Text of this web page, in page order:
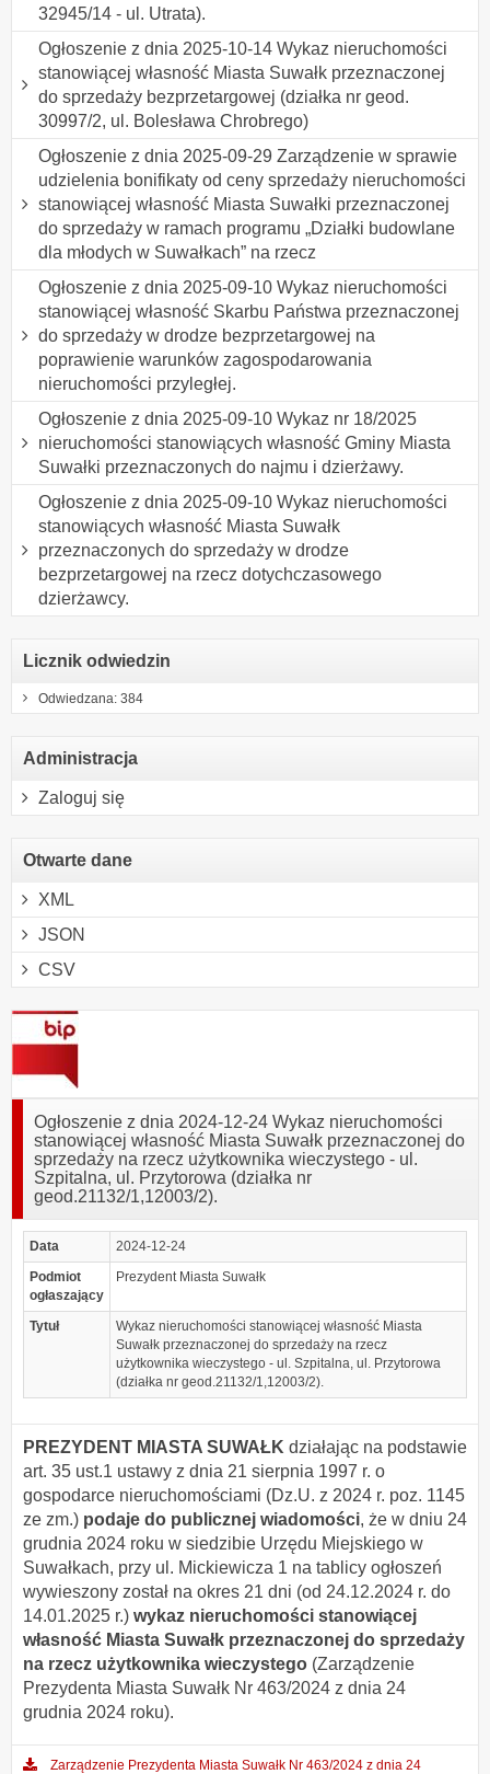
32945/14 - ul. Utrata).
Ogłoszenie z dnia 2025-10-14 Wykaz nieruchomości
stanowiącej własność Miasta Suwałk przeznaczonej
do sprzedaży bezprzetargowej (działka nr geod.
30997/2, ul. Bolesława Chrobrego)
Ogłoszenie z dnia 2025-09-29 Zarządzenie w sprawie
udzielenia bonifikaty od ceny sprzedaży nieruchomości
stanowiącej własność Miasta Suwałki przeznaczonej
do sprzedaży w ramach programu „Działki budowlane
dla młodych w Suwałkach” na rzecz
Ogłoszenie z dnia 2025-09-10 Wykaz nieruchomości
stanowiącej własność Skarbu Państwa przeznaczonej
do sprzedaży w drodze bezprzetargowej na
poprawienie warunków zagospodarowania
nieruchomości przyległej.
Ogłoszenie z dnia 2025-09-10 Wykaz nr 18/2025
nieruchomości stanowiących własność Gminy Miasta
Suwałki przeznaczonych do najmu i dzierżawy.
Ogłoszenie z dnia 2025-09-10 Wykaz nieruchomości
stanowiących własność Miasta Suwałk
przeznaczonych do sprzedaży w drodze
bezprzetargowej na rzecz dotychczasowego
dzierżawcy.
Licznik odwiedzin
Odwiedzana: 384
Administracja
Zaloguj się
Otwarte dane
XML
JSON
CSV
Ogłoszenie z dnia 2024-12-24 Wykaz nieruchomości
stanowiącej własność Miasta Suwałk przeznaczonej do
sprzedaży na rzecz użytkownika wieczystego - ul.
Szpitalna, ul. Przytorowa (działka nr
geod.21132/1,12003/2).
Data
2024-12-24
Podmiot
ogłaszający
Prezydent Miasta Suwałk
Tytuł
Wykaz nieruchomości stanowiącej własność Miasta
Suwałk przeznaczonej do sprzedaży na rzecz
użytkownika wieczystego - ul. Szpitalna, ul. Przytorowa
(działka nr geod.21132/1,12003/2).
PREZYDENT MIASTA SUWAŁK działając na podstawie
art. 35 ust.1 ustawy z dnia 21 sierpnia 1997 r. o
gospodarce nieruchomościami (Dz.U. z 2024 r. poz. 1145
ze zm.) podaje do publicznej wiadomości, że w dniu 24
grudnia 2024 roku w siedzibie Urzędu Miejskiego w
Suwałkach, przy ul. Mickiewicza 1 na tablicy ogłoszeń
wywieszony został na okres 21 dni (od 24.12.2024 r. do
14.01.2025 r.) wykaz nieruchomości stanowiącej
własność Miasta Suwałk przeznaczonej do sprzedaży
na rzecz użytkownika wieczystego (Zarządzenie
Prezydenta Miasta Suwałk Nr 463/2024 z dnia 24
grudnia 2024 roku).
Zarządzenie Prezydenta Miasta Suwałk Nr 463/2024 z dnia 24